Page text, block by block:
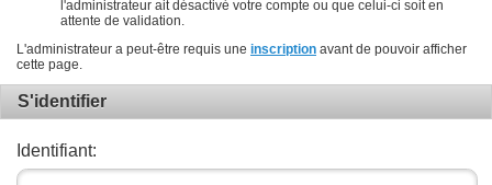
l'administrateur ait désactivé votre compte ou que celui-ci soit en
attente de validation.
L'administrateur a peut-être requis une inscription avant de pouvoir afficher
cette page.
S'identifier
Identifiant: